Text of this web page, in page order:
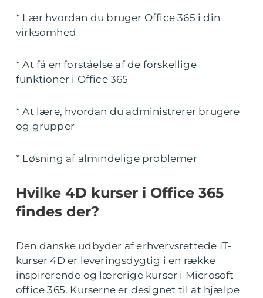
* Lær hvordan du bruger Office 365 i din
virksomhed
* At få en forståelse af de forskellige
funktioner i Office 365
* At lære, hvordan du administrerer brugere
og grupper
* Løsning af almindelige problemer
Hvilke 4D kurser i Office 365
findes der?
Den danske udbyder af erhvervsrettede IT-
kurser 4D er leveringsdygtig i en række
inspirerende og lærerige kurser i Microsoft
office 365. Kurserne er designet til at hjælpe